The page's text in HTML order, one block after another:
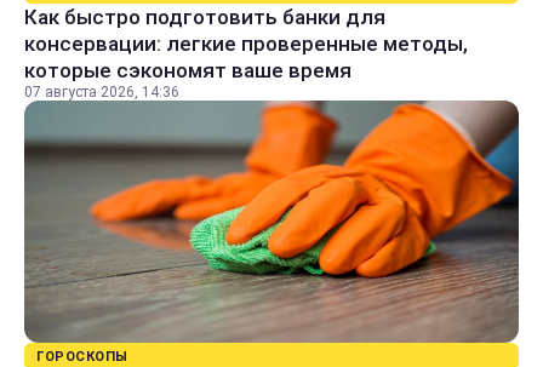
Как быстро подготовить банки для
консервации: легкие проверенные методы,
которые сэкономят ваше время
07 августа 2026, 14:36
ГОРОСКОПЫ